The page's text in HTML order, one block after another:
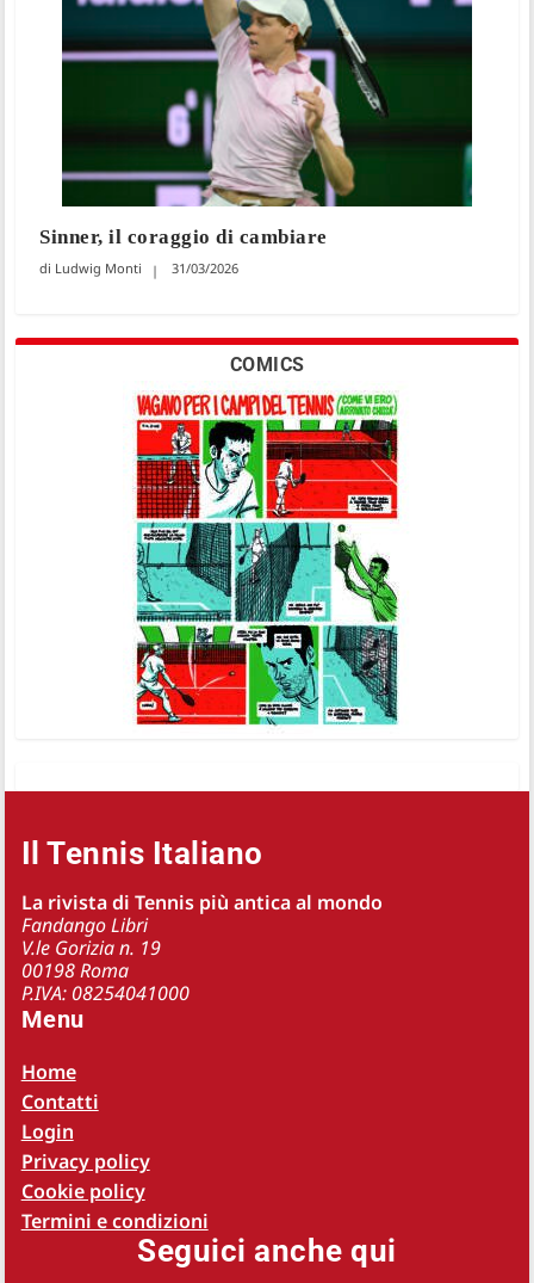
Sinner, il coraggio di cambiare
Ludwig Monti 31/03/2026
COMICS
Il Tennis Italiano
La rivista di Tennis più antica al mondo
Fandango Libri
V.le Gorizia n. 19
00198 Roma
P.IVA: 08254041000
Menu
Home
Contatti
Login
Privacy policy
Cookie policy
Termini e condizioni
Seguici anche qui